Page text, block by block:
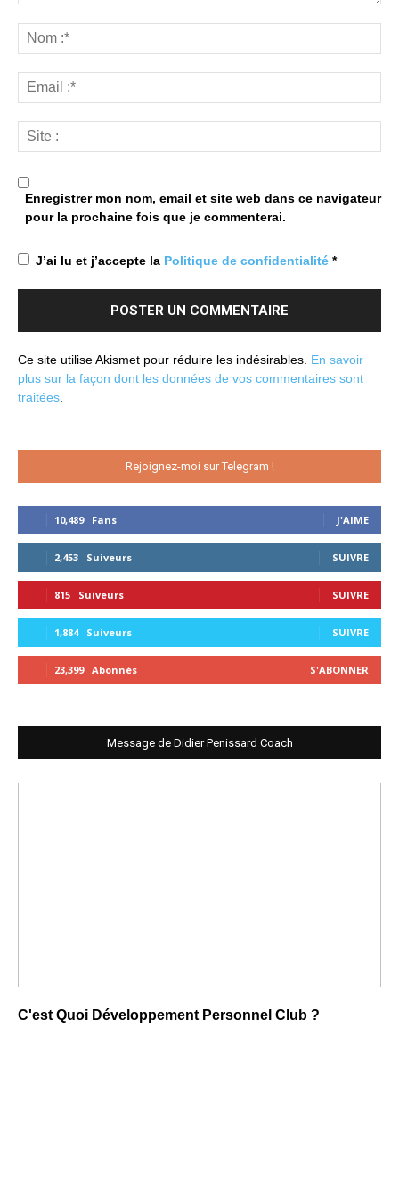
Enregistrer mon nom, email et site web dans ce navigateur
pour la prochaine fois que je commenterai.
J’ai lu et j’accepte la Politique de confidentialité *
Ce site utilise Akismet pour réduire les indésirables. En savoir
plus sur la façon dont les données de vos commentaires sont
traitées
Rejoignez-moi sur Telegram !
10,489 Fans J'AIME
2,453 Suiveurs SUIVRE
815 Suiveurs SUIVRE
1,884 Suiveurs SUIVRE
23,399 Abonnés S'ABONNER
Message de Didier Penissard Coach
C'est Quoi Développement Personnel Club ?